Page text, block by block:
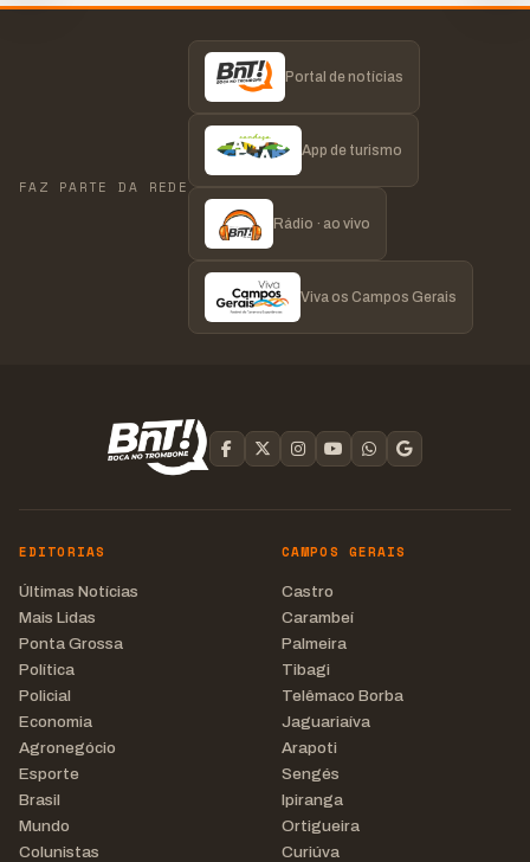
FAZ PARTE DA REDE
Portal de notícias
App de turismo
Rádio · ao vivo
Viva os Campos Gerais
EDITORIAS
Últimas Notícias
Mais Lidas
Ponta Grossa
Política
Policial
Economia
Agronegócio
Esporte
Brasil
Mundo
Colunistas
CAMPOS GERAIS
Castro
Carambeí
Palmeira
Tibagi
Telêmaco Borba
Jaguariaíva
Arapoti
Sengés
Ipiranga
Ortigueira
Curiúva